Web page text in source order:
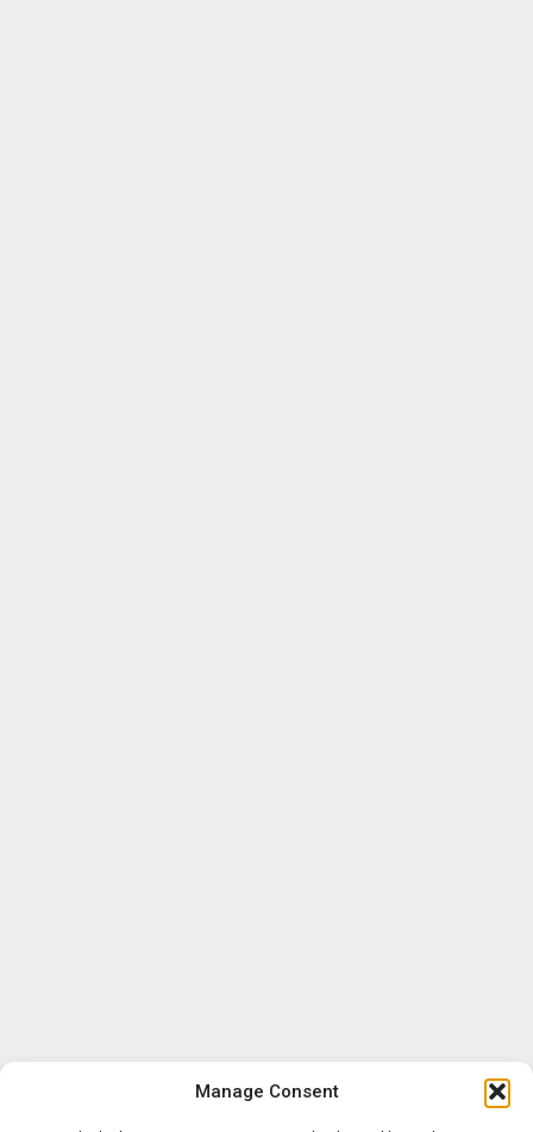
Manage Consent